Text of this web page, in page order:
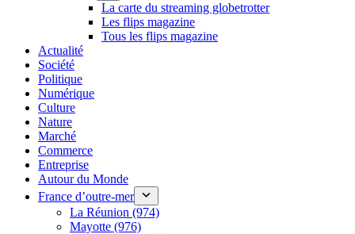
La carte du streaming globetrotter
Les flips magazine
Tous les flips magazine
Actualité
Société
Politique
Numérique
Culture
Nature
Marché
Commerce
Entreprise
Autour du Monde
France d’outre-mer
La Réunion (974)
Mayotte (976)